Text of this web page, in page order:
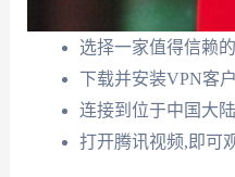
选择一家值得信赖
下载并安装VPN客
连接到位于中国大
打开腾讯视频,即可